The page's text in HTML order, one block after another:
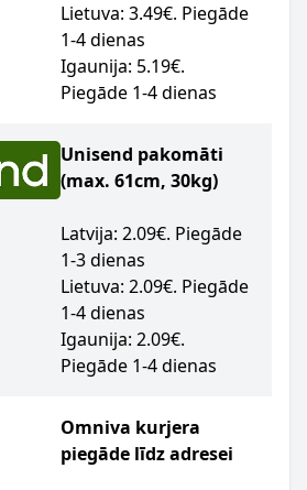
Lietuva: 3.49€. Piegāde
1-4 dienas
Igaunija: 5.19€.
Piegāde 1-4 dienas
Unisend pakomāti
(max. 61cm, 30kg)
Latvija: 2.09€. Piegāde
1-3 dienas
Lietuva: 2.09€. Piegāde
1-4 dienas
Igaunija: 2.09€.
Piegāde 1-4 dienas
Omniva kurjera
piegāde līdz adresei